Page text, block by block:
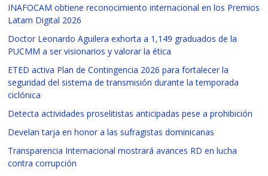
INAFOCAM obtiene reconocimiento internacional en los Premios
Latam Digital 2026
Doctor Leonardo Aguilera exhorta a 1,149 graduados de la
PUCMM a ser visionarios y valorar la ética
ETED activa Plan de Contingencia 2026 para fortalecer la
seguridad del sistema de transmisión durante la temporada
ciclónica
Detecta actividades proselitistas anticipadas pese a prohibición
Develan tarja en honor a las sufragistas dominicanas
Transparencia Internacional mostrará avances RD en lucha
contra corrupción